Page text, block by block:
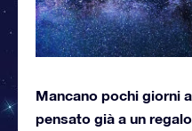
Mancano pochi giorni
pensato già a un